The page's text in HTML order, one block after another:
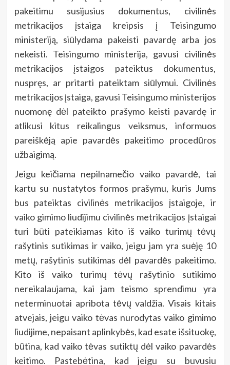
pakeitimu susijusius dokumentus, civilinės
metrikacijos įstaiga kreipsis į Teisingumo
ministeriją, siūlydama pakeisti pavardę arba jos
nekeisti. Teisingumo ministerija, gavusi civilinės
metrikacijos įstaigos pateiktus dokumentus,
nuspręs, ar pritarti pateiktam siūlymui. Civilinės
metrikacijos įstaiga, gavusi Teisingumo ministerijos
nuomonę dėl pateikto prašymo keisti pavardę ir
atlikusi kitus reikalingus veiksmus, informuos
pareiškėją apie pavardės pakeitimo procedūros
užbaigimą.
Jeigu keičiama nepilnamečio vaiko pavardė, tai
kartu su nustatytos formos prašymu, kuris Jums
bus pateiktas civilinės metrikacijos įstaigoje, ir
vaiko gimimo liudijimu civilinės metrikacijos įstaigai
turi būti pateikiamas kito iš vaiko turimų tėvų
rašytinis sutikimas ir vaiko, jeigu jam yra suėję 10
metų, rašytinis sutikimas dėl pavardės pakeitimo.
Kito iš vaiko turimų tėvų rašytinio sutikimo
nereikalaujama, kai jam teismo sprendimu yra
neterminuotai apribota tėvų valdžia. Visais kitais
atvejais, jeigu vaiko tėvas nurodytas vaiko gimimo
liudijime, nepaisant aplinkybės, kad esate išsituokę,
būtina, kad vaiko tėvas sutiktų dėl vaiko pavardės
keitimo. Pastebėtina, kad jeigu su buvusiu